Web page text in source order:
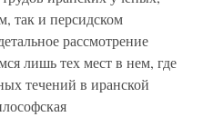
так и персидском
рассмотрение
лишь тех мест в нем, где
течений в иранской